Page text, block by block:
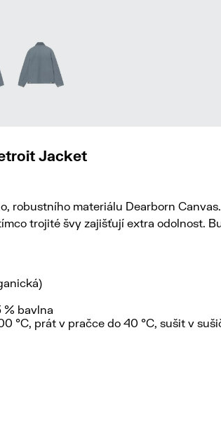
Jacket
robustního materiálu Dearborn
trojité švy zajišťují extra odolnost.
% bavlna
°C, prát v pračce do 40 °C, sušit v